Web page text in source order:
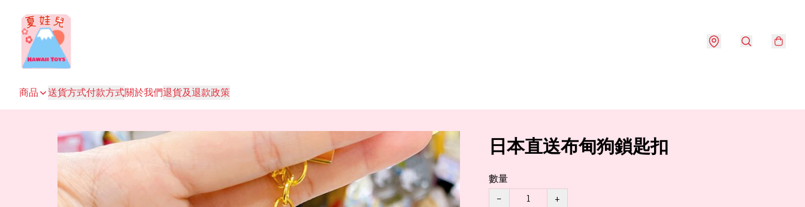
商品 送貨方式付款方式關於我們退貨及退款政策
日本直送布甸狗鎖匙扣
數量
−
+